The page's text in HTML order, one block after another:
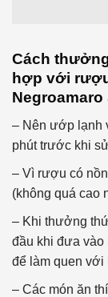
Cách
hợp với
Negroamaro
– Nên ướp lạnh
phút trước khi
– Vì rượu có
(không quá cao
– Khi thưởng
đầu khi đưa vào
để làm quen với
– Các món ăn